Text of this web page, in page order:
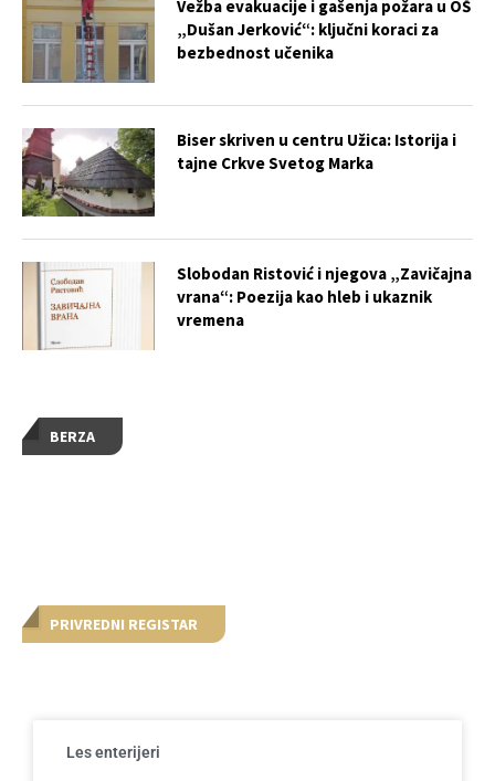
BERZA
PRIVREDNI REGISTAR
Les enterijeri
Vežba evakuacije i gašenja požara u OŠ
„Dušan Jerković“: ključni koraci za
bezbednost učenika
Biser skriven u centru Užica: Istorija i
tajne Crkve Svetog Marka
Slobodan Ristović i njegova „Zavičajna
vrana“: Poezija kao hleb i ukaznik
vremena